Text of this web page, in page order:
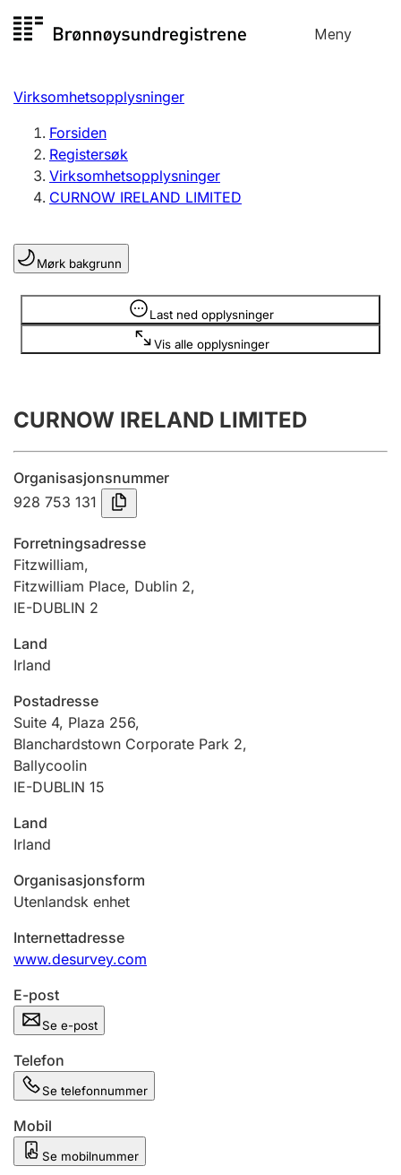
til
Meny
Registersøk
Aksjeselskap
Enkeltpersonforetak
Registrere, endre, slette
Lag og forening
Registrere, endre, slette
Årsregnskap
Innsending og forsinkelsesgebyr
Tinglysing
Jeger
Betaling og jegeravgiftskort
Offentlig sektor
Andre tema
Virksomhetsopplysninger
Forsiden
Registersøk
Virksomhetsopplysninger
CURNOW IRELAND LIMITED
Mørk bakgrunn
Last ned opplysninger
Vis alle opplysninger
Opplysninger er skjult
CURNOW IRELAND LIMITED
Organisasjonsnummer
928 753 131
Forretningsadresse
Fitzwilliam,
Fitzwilliam Place, Dublin 2,
IE-DUBLIN 2
Land
Irland
Postadresse
Suite 4, Plaza 256,
Blanchardstown Corporate Park 2,
Ballycoolin
IE-DUBLIN 15
Land
Irland
Organisasjonsform
Utenlandsk enhet
Internettadresse
www.desurvey.com
E-post
Se e-post
Telefon
Se telefonnummer
Mobil
Se mobilnummer